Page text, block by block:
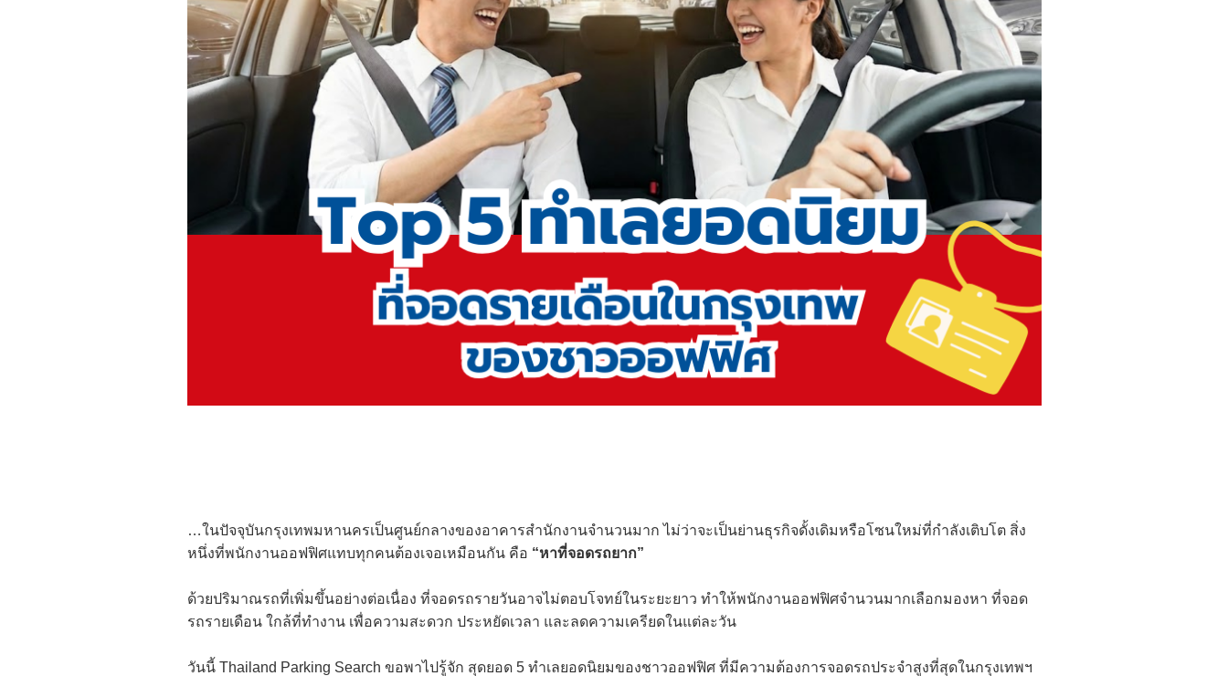
…ในปัจจุบันกรุงเทพมหานครเป็นศูนย์กลางของอาคารสำนักงานจำนวนมาก ไม่ว่าจะเป็นย่านธุรกิจดั้งเดิมหรือโซนใหม่ที่กำลังเติบโต สิ่ง
หนึ่งที่พนักงานออฟฟิศแทบทุกคนต้องเจอเหมือนกัน คือ “หาที่จอดรถยาก”
ด้วยปริมาณรถที่เพิ่มขึ้นอย่างต่อเนื่อง ที่จอดรถรายวันอาจไม่ตอบโจทย์ในระยะยาว ทำให้พนักงานออฟฟิศจำนวนมากเลือกมองหา ที่จอด
รถรายเดือน ใกล้ที่ทำงาน เพื่อความสะดวก ประหยัดเวลา และลดความเครียดในแต่ละวัน
วันนี้ Thailand Parking Search ขอพาไปรู้จัก สุดยอด 5 ทำเลยอดนิยมของชาวออฟฟิศ ที่มีความต้องการจอดรถประจำสูงที่สุดในกรุงเทพฯ